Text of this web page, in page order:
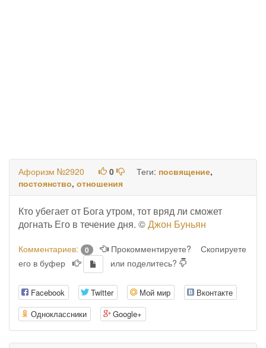
Афоризм №2920 0 Теги: посвящение,
постоянство, отношения
Кто убегает от Бога утром, тот вряд ли сможет
догнать Его в течение дня. ©Джон Буньян
Комментариев: 0 Прокомментируете?
Скопируете
его в буфер
или поделитесь?
Facebook Twitter Мой мир
Вконтакте
Одноклассники
Google+